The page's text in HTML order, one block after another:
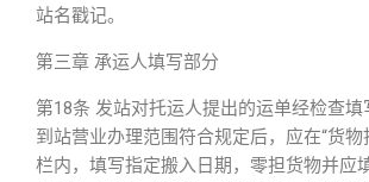
站名戳记。
第三章 承运人填写部分
第18条 发站对托运人提出的运单经检查填
到站营业办理范围符合规定后，应在“货物
栏内，填写指定搬入日期，零担货物并应